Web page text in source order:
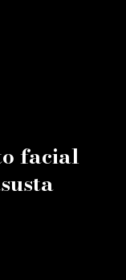
facial